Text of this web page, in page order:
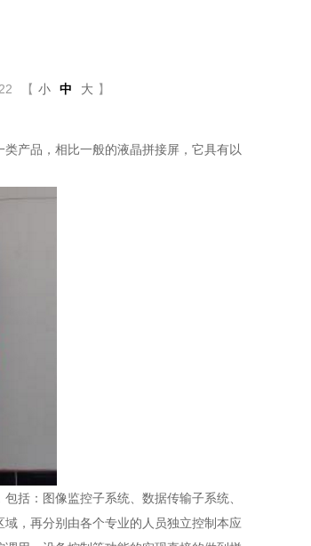
【 小 中 大 】
产品，相比一般的液晶拼接屏，它具有以
括：图像监控子系统、数据传输子系统、
，再分别由各个专业的人员独立控制本应